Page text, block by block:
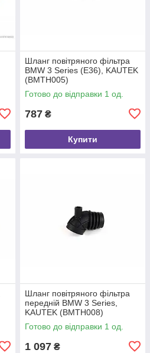
Шланг повітряного фільтра
BMW 3 Series (E36), KAUTEK
(BMTH005)
Готово до відправки 1 од.
787 ₴
Купити
Шланг повітряного фільтра
передній BMW 3 Series,
KAUTEK (BMTH008)
Готово до відправки 1 од.
1 097 ₴